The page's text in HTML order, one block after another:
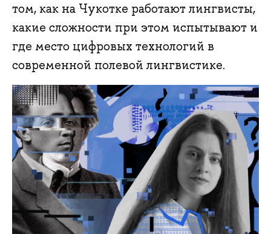
том, как на Чукотке работают лингвисты,
какие сложности при этом испытывают и
где место цифровых технологий в
современной полевой лингвистике.